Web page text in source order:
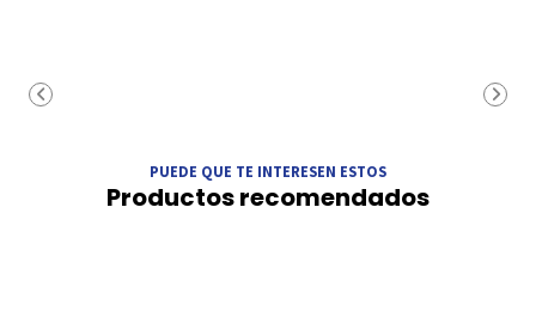
PUEDE QUE TE INTERESEN ESTOS
Productos recomendados